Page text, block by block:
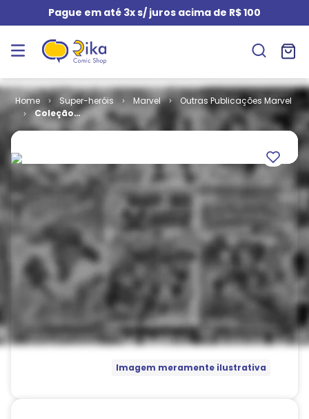
Pague em até 3x s/ juros acima de R$ 100
Super-heróis Marvel
Outras Publicações Marvel
Coleção
Definitiva do
Série # 09
Imagem meramente ilustrativa